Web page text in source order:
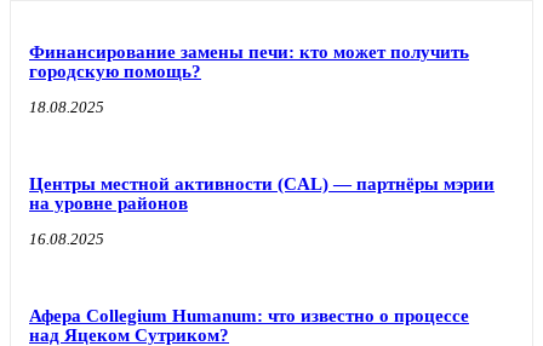
Финансирование замены печи: кто может получить
городскую помощь?
18.08.2025
Центры местной активности (CAL) — партнёры мэрии
на уровне районов
16.08.2025
Афера Collegium Humanum: что известно о процессе
над Яцеком Сутриком?